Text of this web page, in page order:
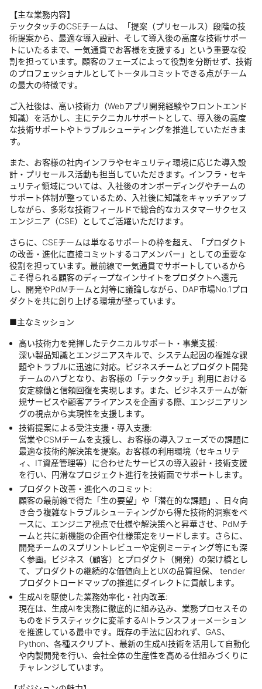
【主な業務内容】
テックタッチのCSEチームは、「提案（プリセールス）段階の技
術提案から、最適な導入設計、そして導入後の高度な技術サポー
トにいたるまで、一気通貫でお客様を支援する」という重要な役
割を担っています。顧客のフェーズによって役割を分断せず、技術
のプロフェッショナルとしてトータルコミットできる点がチーム
の最大の特徴です。
ご入社後は、高い技術力（Webアプリ開発経験やフロントエンド
知識）を活かし、主にテクニカルサポートとして、導入後の高度
な技術サポートやトラブルシューティングを推進していただきま
す。
また、お客様の社内インフラやセキュリティ環境に応じた導入設
計・プリセールス活動も担当していただきます。インフラ・セキ
ュリティ領域については、入社後のオンボーディングやチームの
サポート体制が整っているため、入社後に知識をキャッチアップ
しながら、多彩な技術フィールドで総合的なカスタマーサクセス
エンジニア（CSE）としてご活躍いただけます。
さらに、CSEチームは単なるサポートの枠を超え、「プロダクト
の改善・進化に直接コミットするコアメンバー」としての重要な
役割を担っています。最前線で一気通貫でサポートしているから
こそ得られる顧客のディープなインサイトをプロダクトへ還元
し、開発やPdMチームと対等に議論しながら、DAP市場No.1プロ
ダクトを共に創り上げる環境が整っています。
■主なミッション
高い技術力を発揮したテクニカルサポート・事業支援:
深い製品知識とエンジニアスキルで、システム起因の複雑な課
題やトラブルに迅速に対応。ビジネスチームとプロダクト開発
チームのハブとなり、お客様の「テックタッチ」利用における
安定稼働と信頼回復を実現します。また、ビジネスチームが新
規サービスや顧客アライアンスを企画する際、エンジニアリン
グの視点から実現性を支援します。
技術提案による受注支援・導入支援:
営業やCSMチームを支援し、お客様の導入フェーズでの課題に
最適な技術的解決策を提案。お客様の利用環境（セキュリテ
ィ、IT資産管理等）に合わせたサービスの導入設計・技術支援
を行い、円滑なプロジェクト進行を技術面でサポートします。
プロダクト改善・進化へのコミット:
顧客の最前線で得た「生の要望」や「潜在的な課題」、日々向
き合う複雑なトラブルシューティングから得た技術的洞察をベ
ースに、エンジニア視点で仕様や解決策へと昇華させ、PdMチ
ームと共に新機能の企画や仕様策定をリードします。さらに、
開発チームのスプリントレビューや定例ミーティング等にも深
く参画。ビジネス（顧客）とプロダクト（開発）の架け橋とし
て、プロダクトの継続的な価値向上とUXの品質担保、 tender
プロダクトロードマップの推進にダイレクトに貢献します。
生成AIを駆使した業務効率化・社内改革:
現在は、生成AIを実務に徹底的に組み込み、業務プロセスその
ものをドラスティックに変革するAIトランスフォーメーション
を推進している最中です。既存の手法に囚われず、GAS、
Python、各種スクリプト、最新の生成AI技術を活用して自動化
や内製開発を行い、会社全体の生産性を高める仕組みづくりに
チャレンジしています。